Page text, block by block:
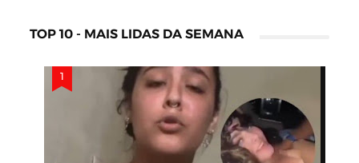
TOP 10 - MAIS LIDAS DA SEMANA